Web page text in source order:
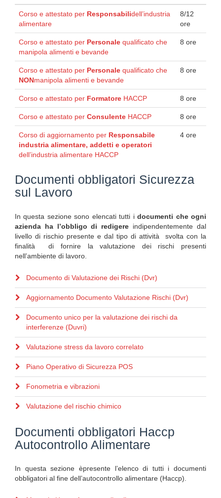
Corso e attestato per Responsabilidell’industria
alimentare
8/12
ore
Corso e attestato per Personale qualificato che
manipola alimenti e bevande
8 ore
Corso e attestato per Personale qualificato che
NONmanipola alimenti e bevande
8 ore
Corso e attestato per Formatore HACCP 8 ore
Corso e attestato per Consulente HACCP 8 ore
Corso di aggiornamento per Responsabile
industria alimentare, addetti e operatori
dell’industria alimentare HACCP
4 ore
Documenti obbligatori Sicurezza
sul Lavoro
In questa sezione sono elencati tutti idocumenti che ogni
azienda ha l’obbligo di redigere indipendentemente dal
livello di rischio presente e dal tipo di attività svolta con la
finalità di fornire la valutazione dei rischi presenti
nell’ambiente di lavoro.
Documento di Valutazione dei Rischi (Dvr)
Aggiornamento Documento Valutazione Rischi (Dvr)
Documento unico per la valutazione dei rischi da
interferenze (Duvri)
Valutazione stress da lavoro correlato
Piano Operativo di Sicurezza POS
Fonometria e vibrazioni
Valutazione del rischio chimico
Documenti obbligatori Haccp
Autocontrollo Alimentare
In questa sezione èpresente l’elenco di tutti i documenti
obbligatori al fine dell’autocontrollo alimentare (Haccp).